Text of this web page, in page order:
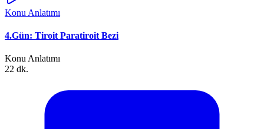
Konu Anlatımı
4.Gün: Tiroit Paratiroit Bezi
Konu Anlatımı
22 dk.